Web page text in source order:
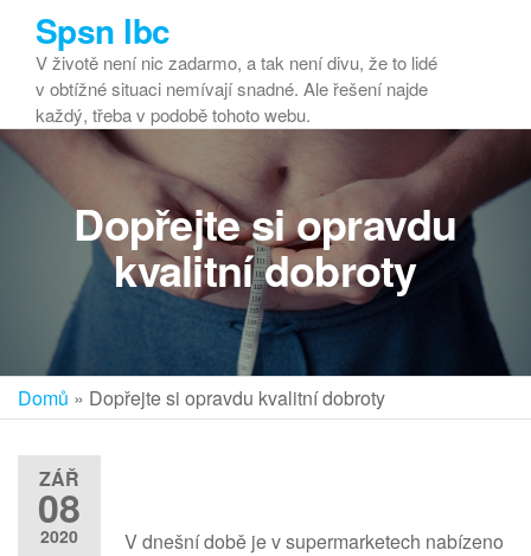
Přeskočit
obsah
Spsn lbc
V životě není nic zadarmo, a tak není divu, že to lidé
v obtížné situaci nemívají snadné. Ale řešení najde
každý, třeba v podobě tohoto webu.
Dopřejte si opravdu
kvalitní dobroty
Domů » Dopřejte si opravdu kvalitní dobroty
ZÁŘ
08
2020
V dnešní době je v supermarketech nabízeno